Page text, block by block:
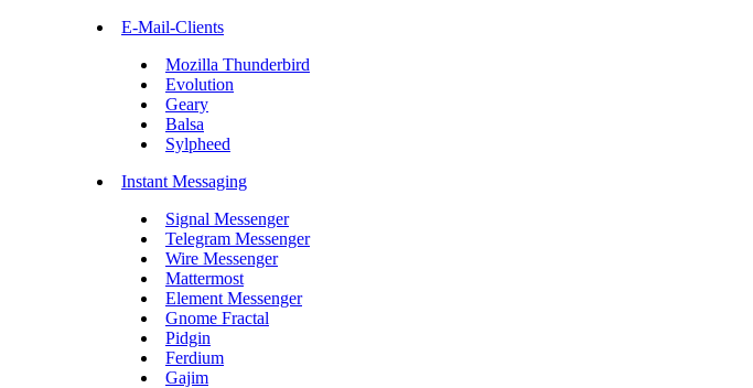
E-Mail-Clients
Mozilla Thunderbird
Evolution
Geary
Balsa
Sylpheed
Instant Messaging
Signal Messenger
Telegram Messenger
Wire Messenger
Mattermost
Element Messenger
Gnome Fractal
Pidgin
Ferdium
Gajim